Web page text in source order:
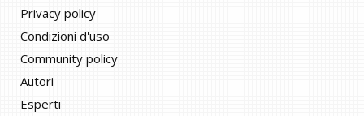
Privacy policy
Condizioni d'uso
Community policy
Autori
Esperti